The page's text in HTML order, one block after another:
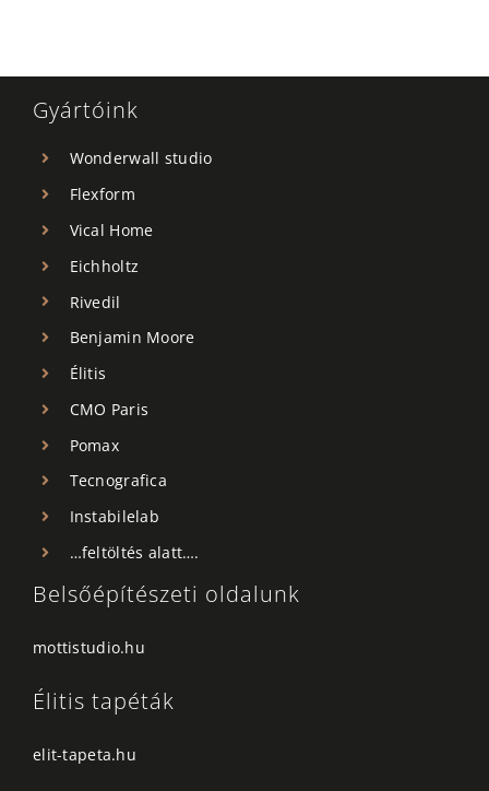
Gyártóink
Wonderwall studio
Flexform
Vical Home
Eichholtz
Rivedil
Benjamin Moore
Élitis
CMO Paris
Pomax
Tecnografica
Instabilelab
…feltöltés alatt….
Belsőépítészeti oldalunk
mottistudio.hu
Élitis tapéták
elit-tapeta.hu